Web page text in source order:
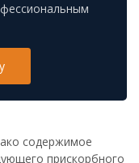
содержимое
прискорбного